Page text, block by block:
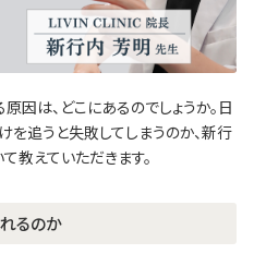
因は、どこにあるのでしょうか。日
追うと失敗してしまうのか、新行
教えていただきます。
るのか